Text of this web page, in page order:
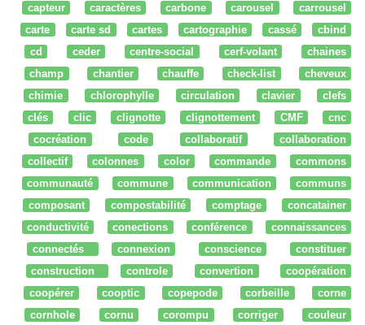
capteur
caractères carbone carousel
carrousel
carte
carte sd cartes cartographie cassé
cbind
cd
ceder centre-social cerf-volant
chaines
champ
chantier chauffe check-list
cheveux
chimie
chlorophylle circulation clavier
clefs
clés
clic clignotte clignottement CMF
cnc
cocréation
code collaboratif
collaboration
collectif
colonnes color commande
commons
communauté
commune communication
communs
composant
compostabilité comptage
concatainer
conductivité
conections conférence
connaissances
connectés
connexion conscience
constituer
construction
controle convertion
coopération
coopérer
cooptic copepode corbeille
corne
cornhole
cornu corompu corriger
couleur